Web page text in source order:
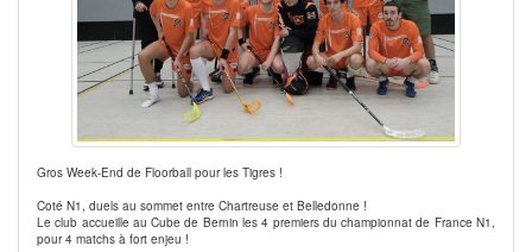
Gros Week-End de Floorball pour les Tigres !
Coté N1, duels au sommet entre Chartreuse et Belledonne !
Le club accueille au Cube de Bernin les 4 premiers du championnat de France N1,
pour 4 matchs à fort enjeu !